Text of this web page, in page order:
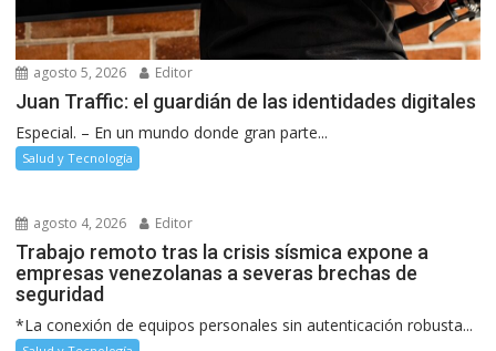
agosto 5, 2026 Editor
Juan Traffic: el guardián de las identidades digitales
Especial. – En un mundo donde gran parte...
Salud y Tecnología
agosto 4, 2026 Editor
Trabajo remoto tras la crisis sísmica expone a
empresas venezolanas a severas brechas de
seguridad
*La conexión de equipos personales sin autenticación robusta...